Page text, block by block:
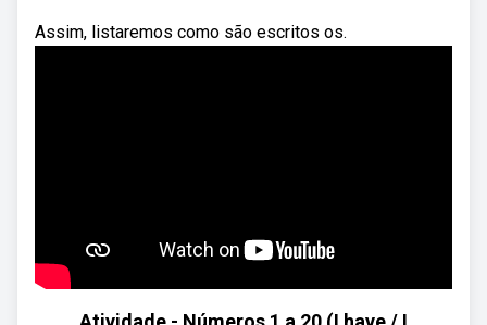
Assim, listaremos como são escritos os.